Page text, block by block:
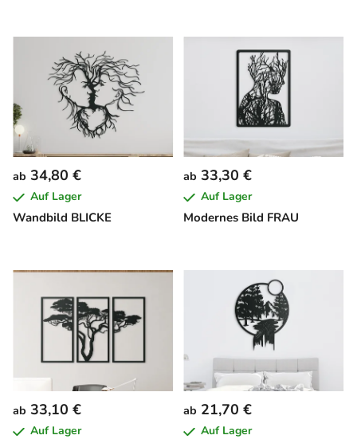
Wandbild BLICKE
ab 34,80 €
Auf Lager
Modernes Bild FRAU
ab 33,30 €
Auf Lager
ab 33,10 €
Auf Lager
ab 21,70 €
Auf Lager